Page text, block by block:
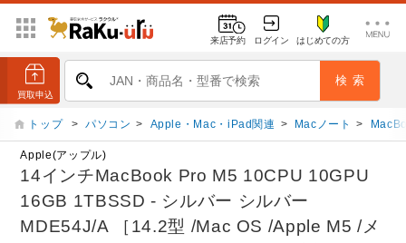
来店予約 ログイン はじめての方
トップ > パソコン > Apple・Mac・iPad関連 > Macノート >
Apple(アップル)
14インチMacBook Pro M5 10CPU 10GPU
16GB 1TBSSD - シルバー シルバー
MDE54J/A ［14.2型 /Mac OS /Apple M5 /メ